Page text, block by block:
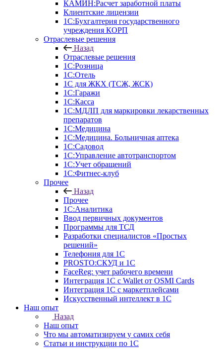
КАМИН:Расчет заработной платы
Клиентские лицензии
1С:Бухгалтерия государственного
учреждения КОРП
Отраслевые решения
Назад
Отраслевые решения
1С:Розница
1С:Отель
1С для ЖКХ (ТСЖ, ЖСК)
1С:Гаражи
1С:Касса
1С:МДЛП для маркировки лекарственных
препаратов
1С:Медицина
1С:Медицина. Больничная аптека
1С:Садовод
1С:Управление автотранспортом
1С:Учет обращений
1С:Фитнес-клуб
Прочее
Назад
Прочее
1С:Аналитика
Ввод первичных документов
Программы для ТСД
Разработки специалистов «Простых
решений»
Телефония для 1С
PROSTO:СКУД и 1С
FaceReg: учет рабочего времени
Интеграция 1С с Wallet от OSMI Cards
Интеграция 1С с маркетплейсами
Искусственный интеллект в 1С
Наш опыт
Назад
Наш опыт
Что мы автоматизируем у самих себя
Статьи и инструкции по 1С